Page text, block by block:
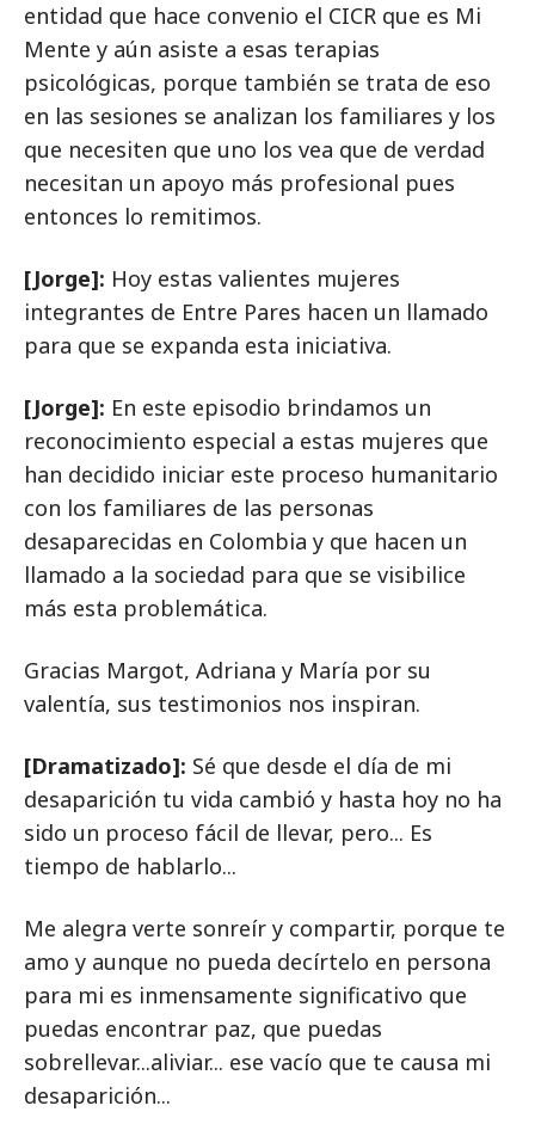
entidad que hace convenio el CICR que es Mi
Mente y aún asiste a esas terapias
psicológicas, porque también se trata de eso
en las sesiones se analizan los familiares y los
que necesiten que uno los vea que de verdad
necesitan un apoyo más profesional pues
entonces lo remitimos.
[Jorge]: Hoy estas valientes mujeres
integrantes de Entre Pares hacen un llamado
para que se expanda esta iniciativa.
[Jorge]: En este episodio brindamos un
reconocimiento especial a estas mujeres que
han decidido iniciar este proceso humanitario
con los familiares de las personas
desaparecidas en Colombia y que hacen un
llamado a la sociedad para que se visibilice
más esta problemática.
Gracias Margot, Adriana y María por su
valentía, sus testimonios nos inspiran.
[Dramatizado]: Sé que desde el día de mi
desaparición tu vida cambió y hasta hoy no ha
sido un proceso fácil de llevar, pero... Es
tiempo de hablarlo...
Me alegra verte sonreír y compartir, porque te
amo y aunque no pueda decírtelo en persona
para mi es inmensamente significativo que
puedas encontrar paz, que puedas
sobrellevar...aliviar... ese vacío que te causa mi
desaparición...